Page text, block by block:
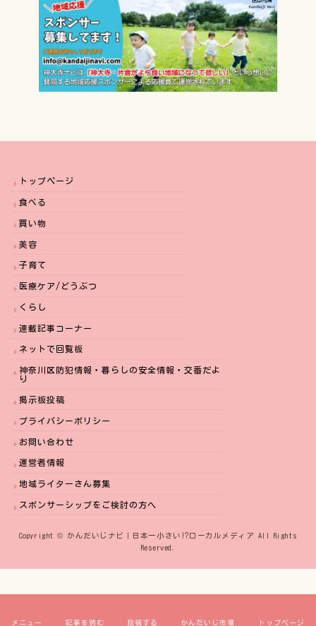
トップページ
食べる
買い物
美容
子育て
医療ケア/どうぶつ
くらし
連載記事コーナー
ネットで回覧板
神奈川区防犯情報・暮らしの安全情報・交番だよ
り
掲示板投稿
プライバシーポリシー
お問い合わせ
運営者情報
地域ライターさん募集
スポンサーシップをご検討の方へ
Copyright © かんだいじナビ｜日本一小さい⁉︎ローカルメディア All Rights
Reserved.
メニュー 記事を読む 投稿する かんだいじ市場 トップページ